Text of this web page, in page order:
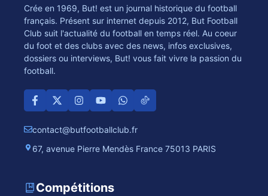
Crée en 1969, But! est un journal historique du football
français. Présent sur internet depuis 2012, But Football
Club suit l'actualité du football en temps réel. Au coeur
du foot et des clubs avec des news, infos exclusives,
dossiers ou interviews, But! vous fait vivre la passion du
football.
contact@butfootballclub.fr
67, avenue Pierre Mendès France 75013 PARIS
Compétitions